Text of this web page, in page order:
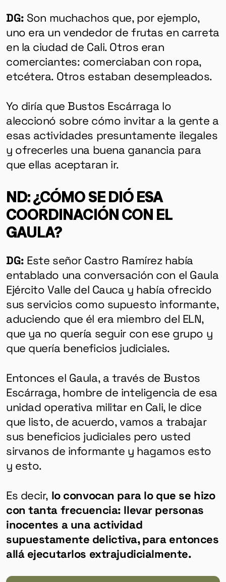
GÉNERO
DERECHOS HUMANOS
SALUD MENTAL
EMERGENCIA CLIMÁTICA
DG: Son muchachos que, por ejemplo,
uno era un vendedor de frutas en carreta
en la ciudad de Cali. Otros eran
comerciantes: comerciaban con ropa,
etcétera. Otros estaban desempleados.
Yo diría que Bustos Escárraga lo
aleccionó sobre cómo invitar a la gente a
esas actividades presuntamente ilegales
y ofrecerles una buena ganancia para
que ellas aceptaran ir.
ND: ¿CÓMO SE DIÓ ESA
COORDINACIÓN CON EL
GAULA?
DG: Este señor Castro Ramírez había
entablado una conversación con el Gaula
Ejército Valle del Cauca y había ofrecido
sus servicios como supuesto informante,
aduciendo que él era miembro del ELN,
que ya no quería seguir con ese grupo y
que quería beneficios judiciales.
Entonces el Gaula, a través de Bustos
Escárraga, hombre de inteligencia de esa
unidad operativa militar en Cali, le dice
que listo, de acuerdo, vamos a trabajar
sus beneficios judiciales pero usted
sirvanos de informante y hagamos esto
y esto.
Es decir, lo convocan para lo que se hizo
con tanta frecuencia: llevar personas
inocentes a una actividad
supuestamente delictiva, para entonces
allá ejecutarlos extrajudicialmente.